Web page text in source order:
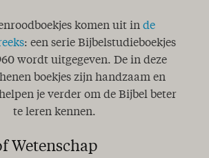
komen uit in de
: een serie Bijbelstudieboekjes
wordt uitgegeven. De in deze
boekjes zijn handzaam en
je verder om de Bijbel beter
te leren kennen.
Wetenschap